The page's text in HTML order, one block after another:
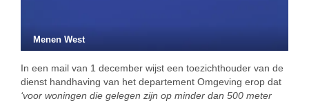
Menen West
In een mail van 1 december wijst een toezichthouder van de
dienst handhaving van het departement Omgeving erop dat
‘voor woningen die gelegen zijn op minder dan 500 meter